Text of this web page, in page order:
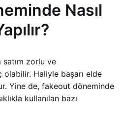
Nasıl
satım zorlu ve
Haliyle başarı elde
Yine de, fakeout döneminde
kullanılan bazı